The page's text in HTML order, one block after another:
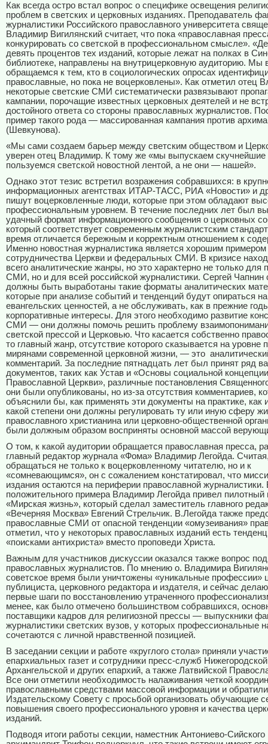
Как всегда остро встал вопрос о специфике освещения
проблем в светских и церковных изданиях. Преподаватель
журналистики Российского православного университета
Владимир Вигилянский считает, что пока «православная
конкурировать со светской в профессиональном смысле».
девять процентов тех изданий, которые лежат на полках в
библиотеке, направлены на внутрицерковную аудиторию. Мы
обращаемся к тем, кто в социологических опросах
православные, но пока не воцерковлены». Как отметил отец
некоторые светские СМИ систематически развязывают
кампании, порочащие известных церковных деятелей и не
достойного ответа со стороны православных журналистов.
пример такого рода — массированная кампания против
(Шевкунова).
«Мы сами создаем барьер между светским обществом и
уверен отец Владимир. К тому же «мы выпускаем скучнейшие
пользуемся светской новостной лентой, а не они — нашей».
Однако этот тезис встретил возражения собравшихся: в
информационных агентствах ИТАР-ТАСС, РИА «Новости» и
пишут воцерковленные люди, которые при этом обладают
профессиональным уровнем. В течение последних лет был
удачный формат информационного сообщения о церковных
который соответствует современным журналистским
время отличается бережным и корректным отношением к
Именно новостная журналистика является хорошим примером
сотрудничества Церкви и федеральных СМИ. В кризисе
всего аналитические жанры, но это характерно не только для
СМИ, но и для всей российской журналистики. Сергей Чапнин
должны быть выработаны такие форматы аналитических
которые при анализе событий и тенденций будут опираться
евангельских ценностей, а не обслуживать, как в прежние
корпоративные интересы. Для этого необходимо развитие
СМИ — они должны помочь решить проблему
светской прессой и Церковью. Что касается собственно
то главный жанр, отсутствие которого сказывается на уровне
мирянами современной церковной жизни, — это
комментарий. За последние пятнадцать лет был принят ряд
документов, таких как Устав и «Основы социальной
Православной Церкви», различные постановления
они были опубликованы, но из-за отсутствия комментариев,
объяснили бы, как применять эти документы на практике, как
какой степени они должны регулировать ту или иную сферу
православного христианина или церковно-общественной
были должным образом восприняты основной массой
О том, к какой аудитории обращается православная пресса,
главный редактор журнала «Фома» Владимир Легойда.
обращаться не только к воцерковленному читателю, но и к
«сомневающимся», он с сожалением констатировал, что
издания остаются на периферии православной журналистики.
положительного примера Владимир Легойда привел пилотный
«Мирская жизнь», который сделал заместитель главного
«Вечерняя Москва» Евгений Стрельчик. В.Легойда также
православные СМИ от опасной тенденции «омузеивания»
отметил, что у некоторых православных изданий есть
«поисками антихриста» вместо проповеди Христа.
Важным для участников дискуссии оказался также вопрос
православных журналистов. По мнению о. Владимира
советское время были уничтожены «уникальные профессии»
публициста, церковного редактора и издателя, и сейчас
первые шаги по восстановлению утраченного
менее, как было отмечено большинством собравшихся,
поставщики кадров для религиозной прессы — выпускники
журналистики светских вузов, у которых профессиональные
сочетаются с личной нравственной позицией.
В заседании секции и работе «круглого стола» приняли
епархиальных газет и сотрудники пресс-служб
Архангельской и других епархий, а также Латвийской
Все они отметили необходимость налаживания четкой
православными средствами массовой информации и
Издательскому Совету с просьбой организовать обучающие
повышения своего профессионального уровня и качества
изданий.
Подводя итоги работы секции, наместник Антониево-